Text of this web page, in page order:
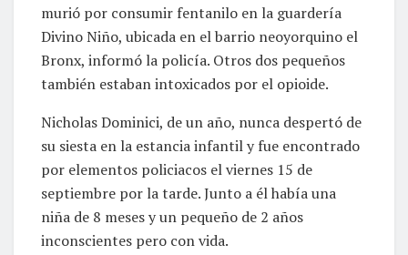
murió por consumir fentanilo en la guardería
Divino Niño, ubicada en el barrio neoyorquino el
Bronx, informó la policía. Otros dos pequeños
también estaban intoxicados por el opioide.
Nicholas Dominici, de un año, nunca despertó de
su siesta en la estancia infantil y fue encontrado
por elementos policiacos el viernes 15 de
septiembre por la tarde. Junto a él había una
niña de 8 meses y un pequeño de 2 años
inconscientes pero con vida.